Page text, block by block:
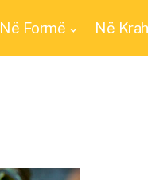
Në Formë Në